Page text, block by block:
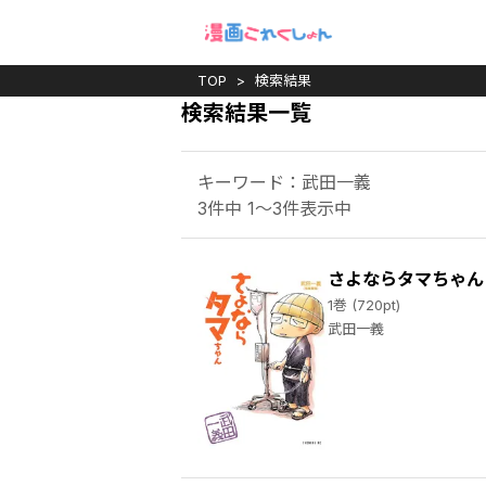
TOP 検索結果
検索結果一覧
キーワード：武田一義
3件中 1～3件表示中
さよならタマちゃん
1巻 (720pt)
武田一義